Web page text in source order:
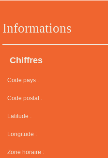
Informations
Chiffres
Code pays :
Code postal :
Latitude :
Longitude :
Zone horaire :